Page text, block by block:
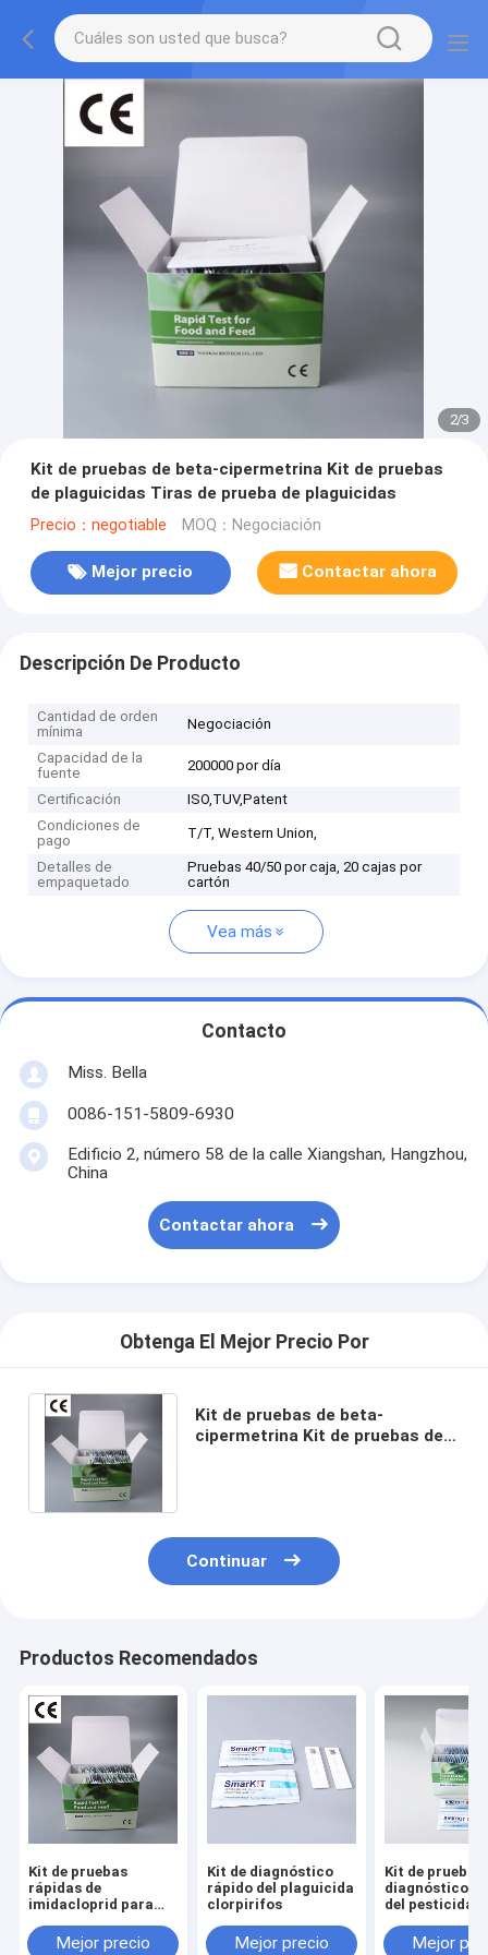
2/3
Kit de pruebas de beta-cipermetrina Kit de pruebas
de plaguicidas Tiras de prueba de plaguicidas
Precio：negotiable MOQ：Negociación
Mejor precio Contactar ahora
Descripción De Producto
Cantidad de orden
mínima
Negociación
Capacidad de la
fuente
200000 por día
Certificación
ISO,TUV,Patent
Condiciones de
pago
T/T, Western Union,
Detalles de
empaquetado
Pruebas 40/50 por caja, 20 cajas por
cartón
Vea más
Contacto
Miss. Bella
0086-151-5809-6930
Edificio 2, número 58 de la calle Xiangshan, Hangzhou,
China
Contactar ahora
Obtenga El Mejor Precio Por
Kit de pruebas de beta-
cipermetrina Kit de pruebas de
Continuar
Productos Recomendados
Kit de pruebas
rápidas de
imidacloprid para
Mejor precio
Kit de diagnóstico
rápido del plaguicida
clorpirifos
Mejor precio
Kit de pruebas
diagnóstico
del pesticida
tabaco Frutas
Mejor